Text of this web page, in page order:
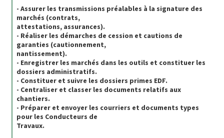
- Assurer les transmissions préalables à la signature des
marchés (contrats,
attestations, assurances).
- Réaliser les démarches de cession et cautions de
garanties (cautionnement,
nantissement).
- Enregistrer les marchés dans les outils et constituer les
dossiers administratifs.
- Constituer et suivre les dossiers primes EDF.
- Centraliser et classer les documents relatifs aux
chantiers.
- Préparer et envoyer les courriers et documents types
pour les Conducteurs de
Travaux.